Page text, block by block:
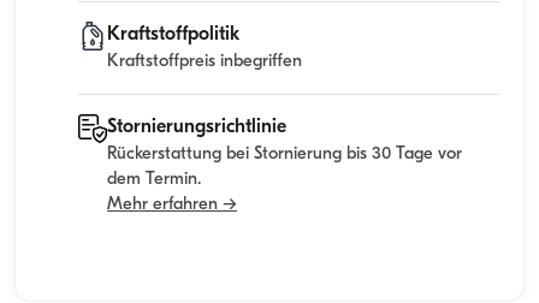
Kraftstoffpolitik
Kraftstoffpreis inbegriffen
Stornierungsrichtlinie
Rückerstattung bei Stornierung bis 30 Tage vor
dem Termin.
Mehr erfahren →